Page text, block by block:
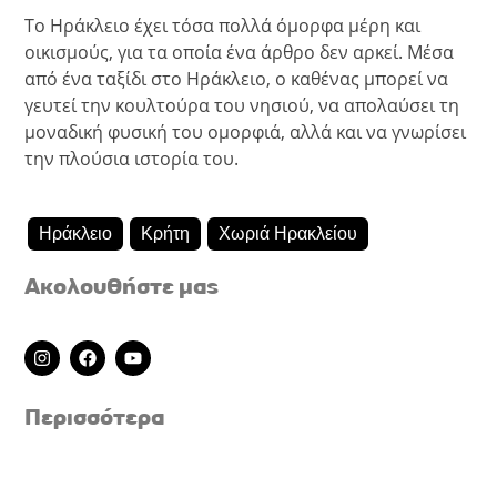
Το Ηράκλειο έχει τόσα πολλά όμορφα μέρη και
οικισμούς, για τα οποία ένα άρθρο δεν αρκεί. Μέσα
από ένα ταξίδι στο Ηράκλειο, ο καθένας μπορεί να
γευτεί την κουλτούρα του νησιού, να απολαύσει τη
μοναδική φυσική του ομορφιά, αλλά και να γνωρίσει
την πλούσια ιστορία του.
Ηράκλειο Κρήτη Χωριά Ηρακλείου
Ακολουθήστε μας
I
n
s
a
F
a
c
b
Y
o
u
u
b
Περισσότερα